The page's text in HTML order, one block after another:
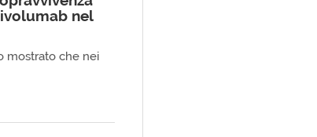
nel
mostrato che nei